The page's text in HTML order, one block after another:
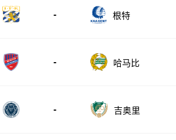
- 根特
- 哈马比
- 吉奥里